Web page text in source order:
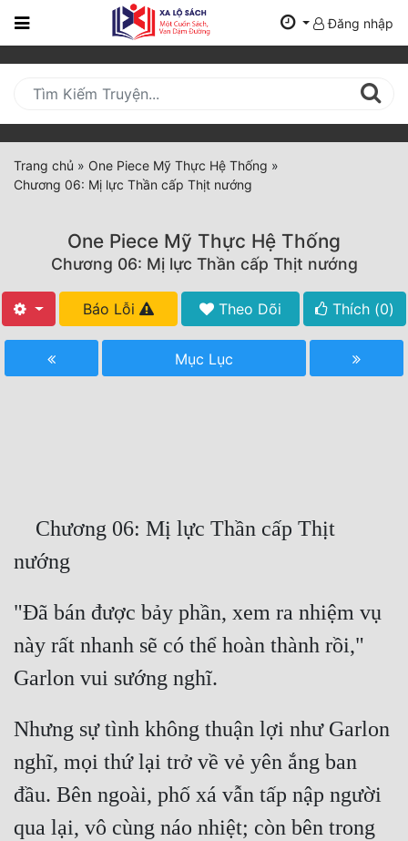
Trang
Mới
Cập
Nhật
(current)
Tất Cả
Hoàn Thành
Truyện ngắn
Xa Lộ Dịch
Cung Đấu
Cạnh Kỹ
Cổ Tiên Hiệp
Cổ Đại
Đăng nhập
Trang chủ » One Piece Mỹ Thực Hệ Thống »
Chương 06: Mị lực Thần cấp Thịt nướng
One Piece Mỹ Thực Hệ Thống
Chương 06: Mị lực Thần cấp Thịt nướng
Báo Lỗi Theo Dõi Thích (0)
Mục Lục
"Đã bán được bảy phần, xem ra nhiệm vụ
này rất nhanh sẽ có thể hoàn thành rồi,"
Nhưng sự tình không thuận lợi như Garlon
nghĩ, mọi thứ lại trở về vẻ yên ắng ban
đầu. Bên ngoài, phố xá vẫn tấp nập người
qua lại, vô cùng náo nhiệt; còn bên trong